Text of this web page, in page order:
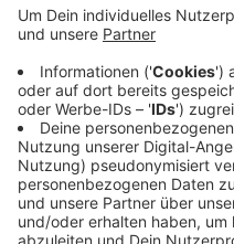
Wochenende beim
über 800 neue
zahlreiche Rückfragen
Corona-Zeiten" – das
zahlreiche Anrufe bei der
"Im Gesundheitsamt
Reisefreudigkeit der